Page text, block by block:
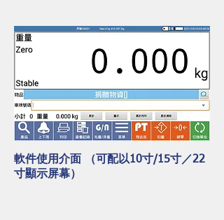
​軟件使用介面 （可配以10寸/15寸／22
寸顯示屏幕）